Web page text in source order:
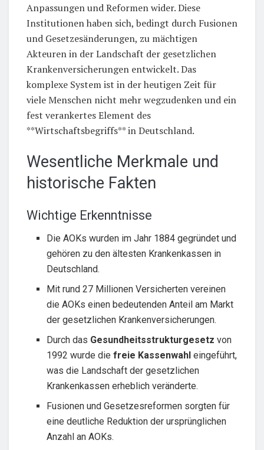
Anpassungen und Reformen wider. Diese
Institutionen haben sich, bedingt durch Fusionen
und Gesetzesänderungen, zu mächtigen
Akteuren in der Landschaft der gesetzlichen
Krankenversicherungen entwickelt. Das
komplexe System ist in der heutigen Zeit für
viele Menschen nicht mehr wegzudenken und ein
fest verankertes Element des
**Wirtschaftsbegriffs** in Deutschland.
Wesentliche Merkmale und
historische Fakten
Wichtige Erkenntnisse
Die AOKs wurden im Jahr 1884 gegründet und
gehören zu den ältesten Krankenkassen in
Deutschland.
Mit rund 27 Millionen Versicherten vereinen
die AOKs einen bedeutenden Anteil am Markt
der gesetzlichen Krankenversicherungen.
Durch das Gesundheitsstrukturgesetz von
1992 wurde diefreie Kassenwahl eingeführt,
was die Landschaft der gesetzlichen
Krankenkassen erheblich veränderte.
Fusionen und Gesetzesreformen sorgten für
eine deutliche Reduktion der ursprünglichen
Anzahl an AOKs.